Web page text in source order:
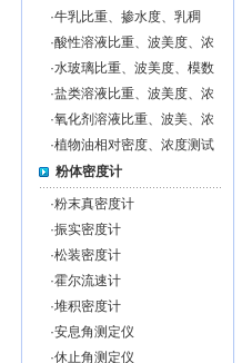
测试仪
·牛乳比重、掺水度、乳稠
度、浓度测试仪
·酸性溶液比重、波美度、浓
度测试仪
·水玻璃比重、波美度、模数
测试仪
·盐类溶液比重、波美度、浓
度测试仪
·氧化剂溶液比重、波美、浓
度测试仪
·植物油相对密度、浓度测试
仪
粉体密度计
·粉末真密度计
·振实密度计
·松装密度计
·霍尔流速计
·堆积密度计
·安息角测定仪
·休止角测定仪
多功能电子比重计MD-